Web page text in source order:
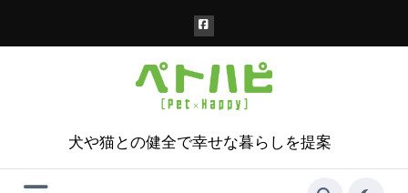
犬や猫との健全で幸せな暮らしを提案